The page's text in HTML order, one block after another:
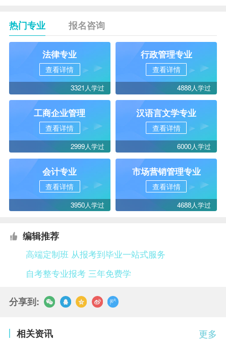
热门专业 报名咨询
法律专业
查看详情
3321人学过
行政管理专业
查看详情
4888人学过
工商企业管理
查看详情
2999人学过
汉语言文学专业
查看详情
6000人学过
会计专业
查看详情
3950人学过
市场营销管理专业
查看详情
4688人学过
编辑推荐
高端定制班 从报考到毕业一站式服务
自考整专业报考 三年免费学
分享到:
更多
相关资讯